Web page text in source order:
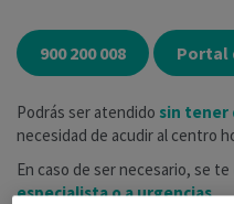
900 200 008 Portal
Podrás ser atendido sin tener
necesidad de acudir al centro
En caso de ser necesario, se te
especialista o a urgencias.